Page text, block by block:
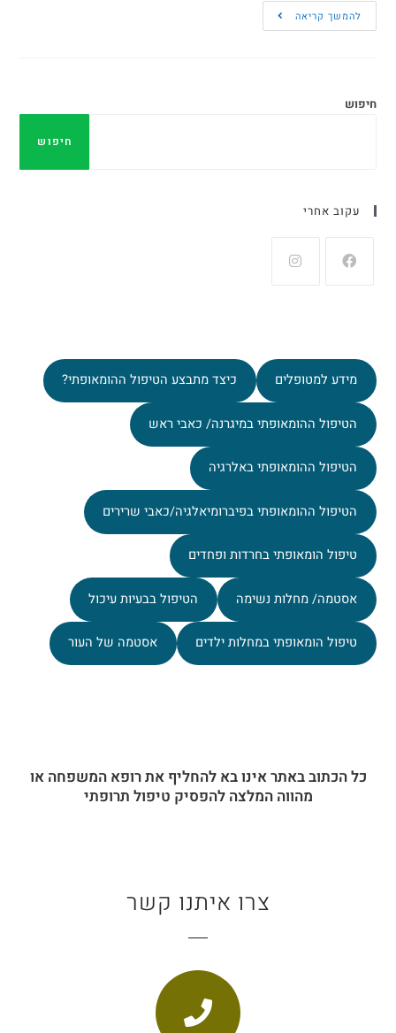
להמשך קריאה
חיפוש
חיפוש
עקוב אחרי
מידע למטופלים כיצד מתבצע הטיפול ההומאופתי?
הטיפול ההומאופתי במיגרנה/ כאבי ראש
הטיפול ההומאופתי באלרגיה
הטיפול ההומאופתי בפיברומיאלגיה/כאבי שרירים
טיפול הומאופתי בחרדות ופחדים
אסטמה/ מחלות נשימה הטיפול בבעיות עיכול
טיפול הומאופתי במחלות ילדים אסטמה של העור
כל הכתוב באתר אינו בא להחליף את רופא המשפחה או
מהווה המלצה להפסיק טיפול תרופתי
צרו איתנו קשר